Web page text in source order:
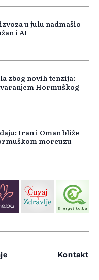
u julu nadmašio
i AI
zbog novih tenzija:
Hormuškog
Iran i Oman bliže
moreuzu
Kontakt